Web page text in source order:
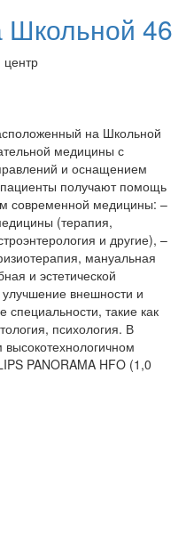
Школьной 46
на Школьной
медицины с
и оснащением
получают помощь
современной медицины: –
(терапия,
и другие), –
мануальная
и эстетической
внешности и
специальности, такие как
психология. В
PANORAMA HFO (1,0